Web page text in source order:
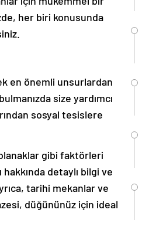
her biri konusunda
en önemli unsurlardan
size yardımcı
sosyal tesislere
gibi faktörleri
detaylı bilgi ve
tarihi mekanlar ve
düğününüz için ideal